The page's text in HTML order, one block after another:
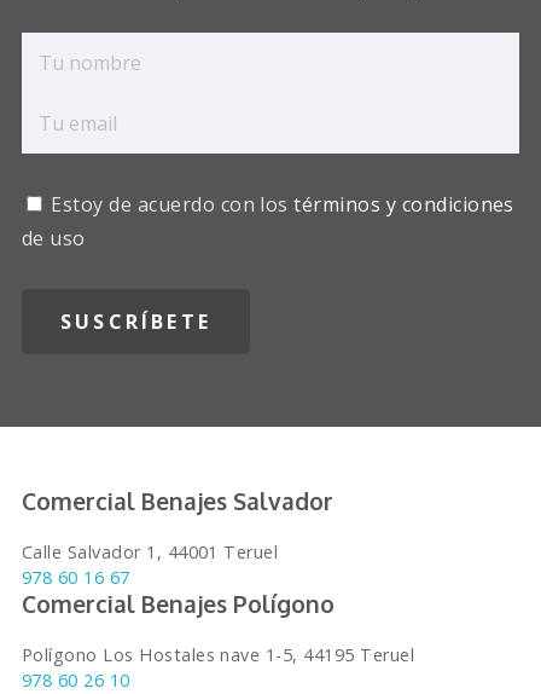
Estoy de acuerdo con lostérminos y condiciones
de uso
Comercial Benajes Salvador
Calle Salvador 1, 44001 Teruel
978 60 16 67
Comercial Benajes Polígono
Polígono Los Hostales nave 1-5, 44195 Teruel
978 60 26 10